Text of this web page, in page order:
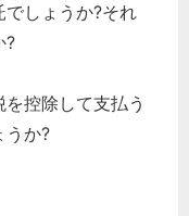
でしょうか?それ
?
を控除して支払う
うか?